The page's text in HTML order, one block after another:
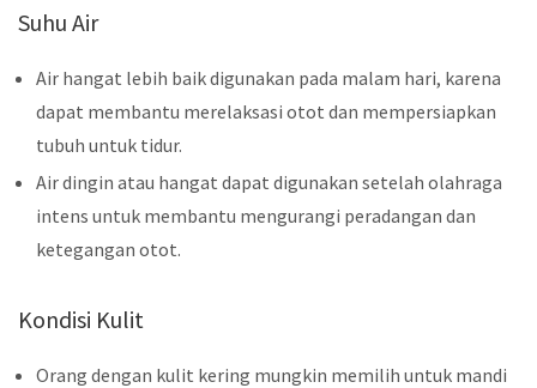
Suhu Air
Air hangat lebih baik digunakan pada malam hari, karena
dapat membantu merelaksasi otot dan mempersiapkan
tubuh untuk tidur.
Air dingin atau hangat dapat digunakan setelah olahraga
intens untuk membantu mengurangi peradangan dan
ketegangan otot.
Kondisi Kulit
Orang dengan kulit kering mungkin memilih untuk mandi